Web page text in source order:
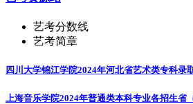
艺考分数线
艺考简章
四川大学锦江学院2024年河北省艺术类专科录
上海音乐学院2024年普通类本科专业各招生省